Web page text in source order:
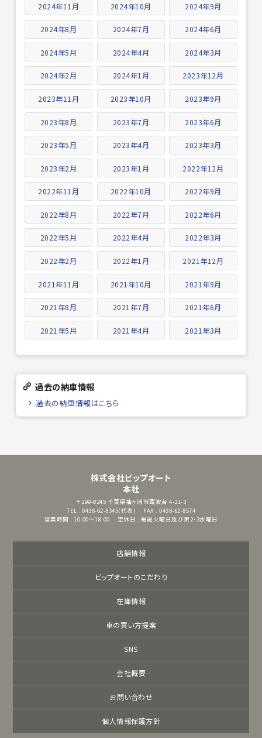
2024年11月 2024年10月 2024年9月
2024年8月 2024年7月 2024年6月
2024年5月 2024年4月 2024年3月
2024年2月 2024年1月 2023年12月
2023年11月 2023年10月 2023年9月
2023年8月 2023年7月 2023年6月
2023年5月 2023年4月 2023年3月
2023年2月 2023年1月 2022年12月
2022年11月 2022年10月 2022年9月
2022年8月 2022年7月 2022年6月
2022年5月 2022年4月 2022年3月
2022年2月 2022年1月 2021年12月
2021年11月 2021年10月 2021年9月
2021年8月 2021年7月 2021年6月
2021年5月 2021年4月 2021年3月
過去の納車情報
過去の納車情報はこちら
株式会社ビップオート
本社
〒299-0245 千葉県袖ヶ浦市蔵波台 4-21-3
TEL : 0438-62-8345(代表)
FAX : 0438-62-8574
営業時間 : 10:00～18:00
定休日 : 毎週火曜日及び第2・3水曜日
店舗情報
ビップオートのこだわり
在庫情報
車の買い方提案
SNS
会社概要
お問い合わせ
個人情報保護方針